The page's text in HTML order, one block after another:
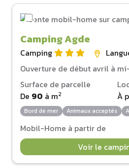
Camping Agde
Camping
Ouverture de début avril à
Surface de parcelle
De 90 à m2
À
Bord de mer Animaux acceptés
Mobil-Home à partir de
Voir le